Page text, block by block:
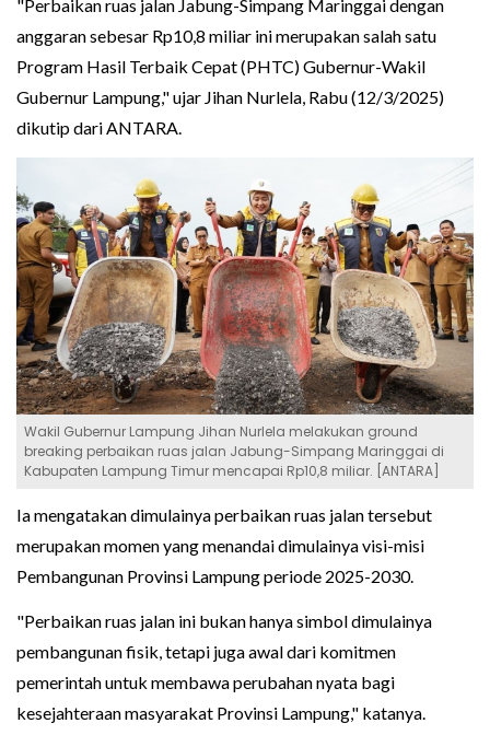
"Perbaikan ruas jalan Jabung-Simpang Maringgai dengan
anggaran sebesar Rp10,8 miliar ini merupakan salah satu
Program Hasil Terbaik Cepat (PHTC) Gubernur-Wakil
Gubernur Lampung," ujar Jihan Nurlela, Rabu (12/3/2025)
dikutip dari ANTARA.
Wakil Gubernur Lampung Jihan Nurlela melakukan ground
breaking perbaikan ruas jalan Jabung-Simpang Maringgai di
Kabupaten Lampung Timur mencapai Rp10,8 miliar. [ANTARA]
Ia mengatakan dimulainya perbaikan ruas jalan tersebut
merupakan momen yang menandai dimulainya visi-misi
Pembangunan Provinsi Lampung periode 2025-2030.
"Perbaikan ruas jalan ini bukan hanya simbol dimulainya
pembangunan fisik, tetapi juga awal dari komitmen
pemerintah untuk membawa perubahan nyata bagi
kesejahteraan masyarakat Provinsi Lampung," katanya.